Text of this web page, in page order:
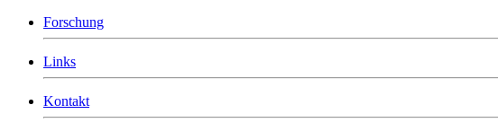
Forschung
Links
Kontakt